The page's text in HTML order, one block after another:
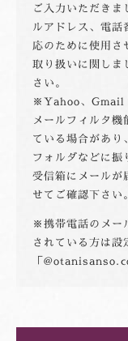
ご入力いただき
ルアドレス、電
応のために使用さ
取り扱いに関しま
さい。
Yahoo、Gmail
メールフィルタ
ている場合があり
フォルダなどに振
受信箱にメールが
せてご確認下さい。
携帯電話のメー
されている方は設
「